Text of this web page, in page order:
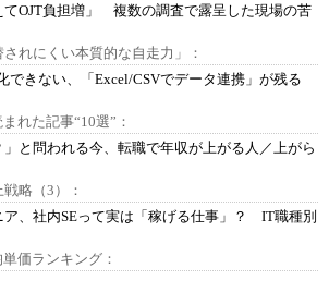
てOJT負担増」 複数の調査で露呈した現場の苦
れにくい本質的な自走力」：
できない、「Excel/CSVでデータ連携」が残る
れた記事“10選”：
」と問われる今、転職で年収が上がる人／上がら
略（3）：
ア、社内SEって実は「稼げる仕事」？ IT職種別
価ランキング：